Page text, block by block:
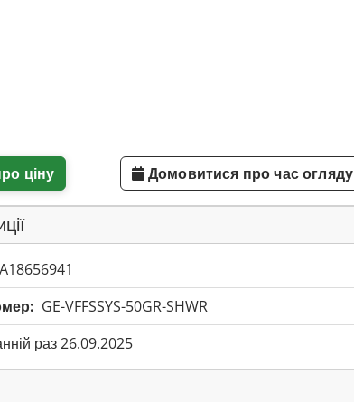
ціну Домовитися про час огляду
A18656941
GE-VFFSSYS-50GR-SHWR
раз 26.09.2025